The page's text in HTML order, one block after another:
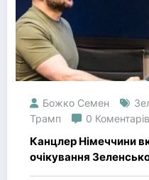
Божко Семен
Трамп
0 Коментарів
Канцлер Німеччини
очікування
Трампом